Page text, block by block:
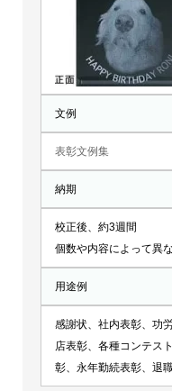
文例
表彰文例集
納期
校正後、約3週間
個数や内容によって異な
用途例
感謝状、社内表彰、功
店表彰、各種コンテス
彰、永年勤続表彰、退